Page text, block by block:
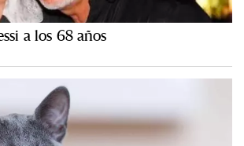
a los 68 años